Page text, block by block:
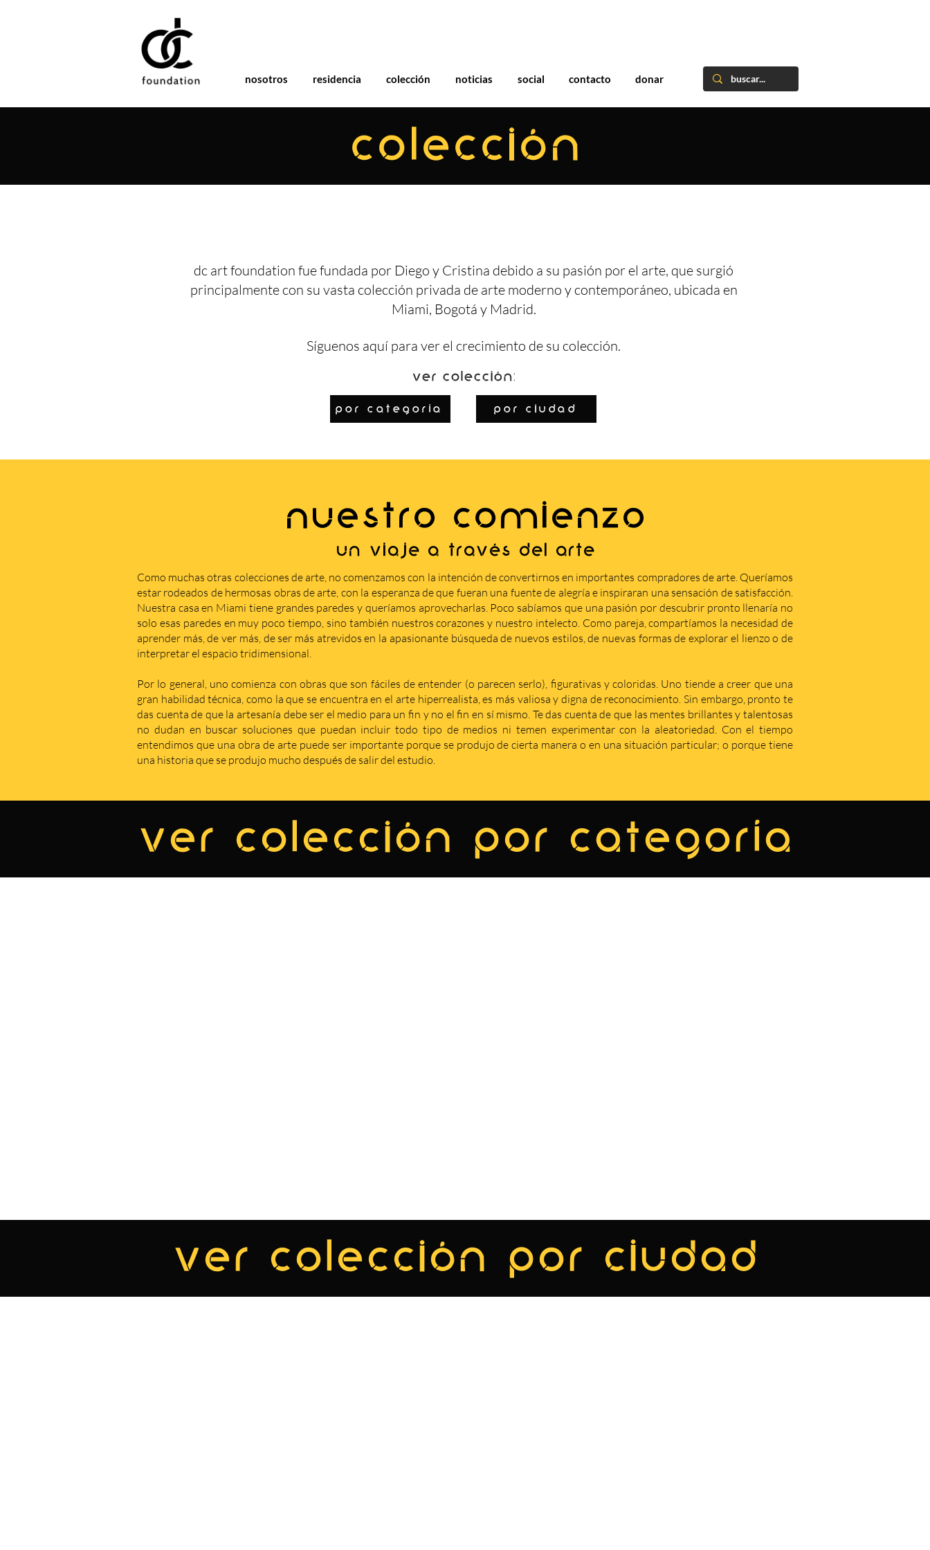
nosotros residencia colección noticias social contacto donar
COLECCIÓN
dc art foundation fue fundada por Diego y Cristina debido a su pasión por el arte, que surgió
principalmente con su vasta colección privada de arte moderno y contemporáneo, ubicada en
Miami, Bogotá y Madrid.
Síguenos aquí para ver el crecimiento de su colección.
Ver colección:
por categoría por ciudad
NUESTRO COMIENZO
Un viaje a través del arte
Como muchas otras colecciones de arte, no comenzamos con la intención de convertirnos en importantes compradores de arte. Queríamos
estar rodeados de hermosas obras de arte, con la esperanza de que fueran una fuente de alegría e inspiraran una sensación de satisfacción.
Nuestra casa en Miami tiene grandes paredes y queríamos aprovecharlas. Poco sabíamos que una pasión por descubrir pronto llenaría no
solo esas paredes en muy poco tiempo, sino también nuestros corazones y nuestro intelecto. Como pareja, compartíamos la necesidad de
aprender más, de ver más, de ser más atrevidos en la apasionante búsqueda de nuevos estilos, de nuevas formas de explorar el lienzo o de
interpretar el espacio tridimensional.
Por lo general, uno comienza con obras que son fáciles de entender (o parecen serlo), figurativas y coloridas. Uno tiende a creer que una
gran habilidad técnica, como la que se encuentra en el arte hiperrealista, es más valiosa y digna de reconocimiento. Sin embargo, pronto te
das cuenta de que la artesanía debe ser el medio para un fin y no el fin en sí mismo. Te das cuenta de que las mentes brillantes y talentosas
no dudan en buscar soluciones que puedan incluir todo tipo de medios ni temen experimentar con la aleatoriedad. Con el tiempo
entendimos que una obra de arte puede ser importante porque se produjo de cierta manera o en una situación particular; o porque tiene
una historia que se produjo mucho después de salir del estudio.
ver colección por categoría
ver colección por ciudad